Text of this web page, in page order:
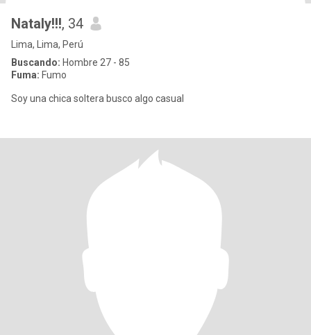
Nataly!!!, 34
Lima, Lima, Perú
Buscando: Hombre 27 - 85
Fuma: Fumo
Soy una chica soltera busco algo casual